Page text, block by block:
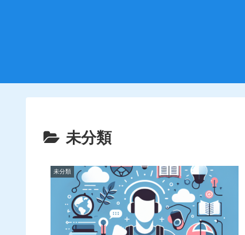
未分類
未分類